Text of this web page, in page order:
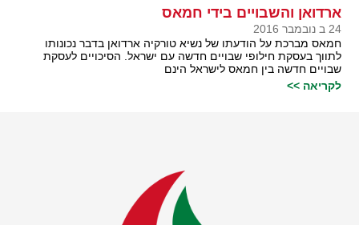
ארדואן והשבויים בידי חמאס
24 ב נובמבר 2016
חמאס מברכת על הודעתו של נשיא טורקיה ארדואן בדבר נכונותו
לתווך בעסקת חילופי שבויים חדשה עם ישראל. הסיכויים לעסקת
שבויים חדשה בין חמאס לישראל הינם
לקריאה >>